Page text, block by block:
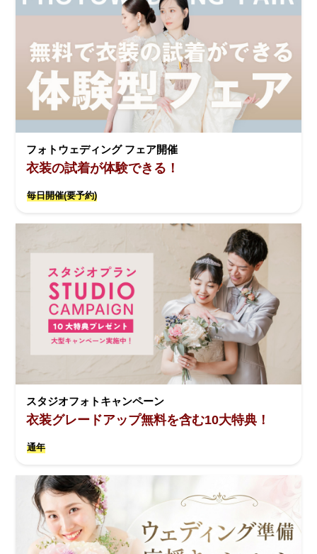
フォトウェディング フェア開催
衣装の試着が体験できる！
毎日開催(要予約)
スタジオフォトキャンペーン
衣装グレードアップ無料を含む10大特典！
通年